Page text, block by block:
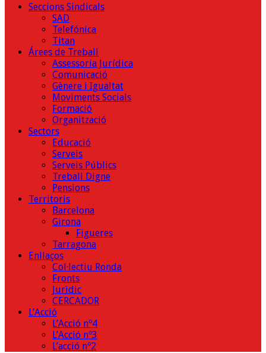
Seccions Sindicals
SAD
Telefónica
Titan
Árees de Treball
Assessoria Jurídica
Comunicació
Gènere i Igualtat
Moviments Socials
Formació
Organització
Sectors
Educació
Serveis
Serveis Públics
Treball Digne
Pensions
Territoris
Barcelona
Girona
Figueres
Tarragona
Enllaços
Col·lectiu Ronda
Fronts
Jurìdic
CERCADOR
L’Acció
L’Acció nº4
L’Acció nº3
L’acció nº2